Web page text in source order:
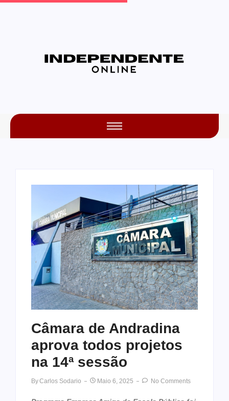
Câmara de Andradina
aprova todos projetos
na 14ª sessão
ByCarlos Sodario Maio 6, 2025 No Comments